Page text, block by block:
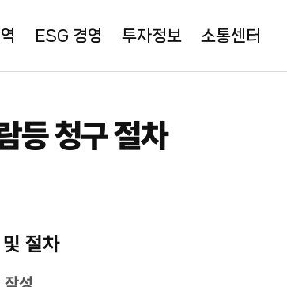
ESG 경영 투자정보 소통센터
등 청구 절차
절차